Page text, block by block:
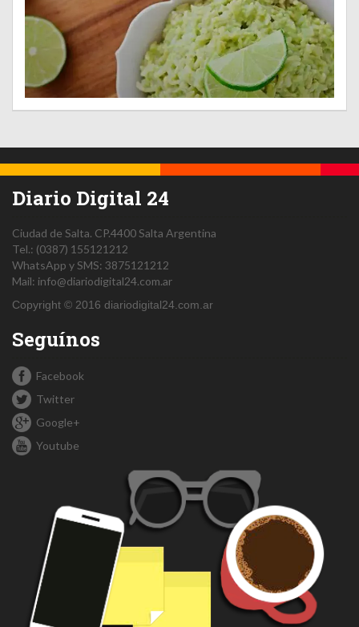
Diario Digital 24
Ciudad de Salta. CP.4400Salta Argentina
Tel.: (0387) 155121212
WhatsApp y SMS: 3875121212
Mail: info@diariodigital24.com.ar
Copyright © 2016 diariodigital24.com.ar
Seguínos
Facebook
Twitter
Google+
Youtube